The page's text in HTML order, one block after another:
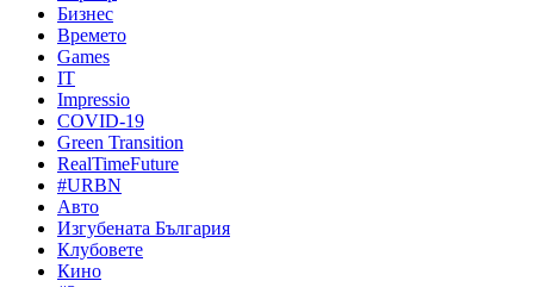
Бизнес
Времето
Games
IT
Impressio
COVID-19
Green Transition
RealTimeFuture
#URBN
Авто
Изгубената България
Клубовете
Кино